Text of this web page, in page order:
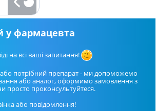
у фармацевта
на всі ваші запитання!
потрібний препарат - ми допоможемо
або аналог, оформимо замовлення з
просто проконсультуйтеся.
або повідомлення!